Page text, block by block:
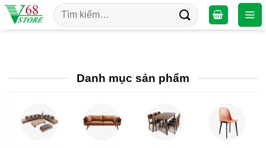
Chuyển
đến
Tìm
kiếm:
Danh mục sản phẩm